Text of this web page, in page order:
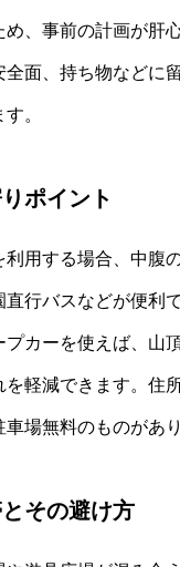
め、事前の計画が肝
面、持ち物などに
。
ポイント
用する場合、中腹
行バスなどが便利
プカーを使えば、山
を軽減できます。住
場無料のものがあり
その避け方